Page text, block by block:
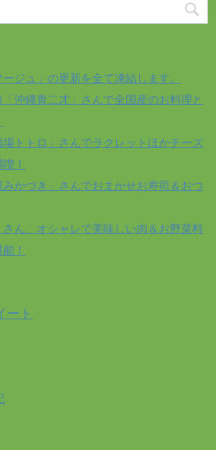
ージュ」の更新を全て凍結します。
沖縄青二才」さんで全国産のお料理と
トトロ」さんでラクレットほかチーズ
！
かづき」さんでおまかせお寿司＆おつ
ん、オシャレで美味しい肉＆お野菜料
！
ート